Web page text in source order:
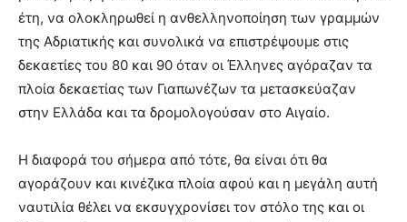
έτη, να ολοκληρωθεί η ανθελληνοποίηση των γραμμών
της Αδριατικής και συνολικά να επιστρέψουμε στις
δεκαετίες του 80 και 90 όταν οι Έλληνες αγόραζαν τα
πλοία δεκαετίας των Γιαπωνέζων τα μετασκεύαζαν
στην Ελλάδα και τα δρομολογούσαν στο Αιγαίο.
Η διαφορά του σήμερα από τότε, θα είναι ότι θα
αγοράζουν και κινέζικα πλοία αφού και η μεγάλη αυτή
ναυτιλία θέλει να εκσυγχρονίσει τον στόλο της και οι